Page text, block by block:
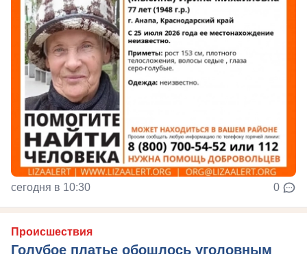
сегодня в 10:30 0
Происшествия
Голубое платье обошлось уголовным